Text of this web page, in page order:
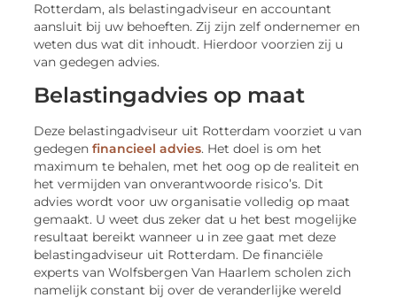
Rotterdam, als belastingadviseur en accountant
aansluit bij uw behoeften. Zij zijn zelf ondernemer en
weten dus wat dit inhoudt. Hierdoor voorzien zij u
van gedegen advies.
Belastingadvies op maat
Deze belastingadviseur uit Rotterdam voorziet u van
gedegenfinancieel advies. Het doel is om het
maximum te behalen, met het oog op de realiteit en
het vermijden van onverantwoorde risico’s. Dit
advies wordt voor uw organisatie volledig op maat
gemaakt. U weet dus zeker dat u het best mogelijke
resultaat bereikt wanneer u in zee gaat met deze
belastingadviseur uit Rotterdam. De financiële
experts van Wolfsbergen Van Haarlem scholen zich
namelijk constant bij over de veranderlijke wereld